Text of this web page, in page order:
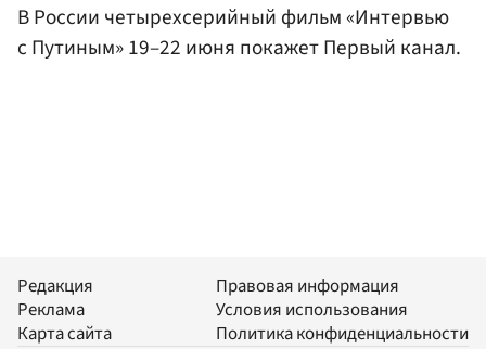
В России четырехсерийный фильм «Интервью
с Путиным» 19–22 июня покажет Первый канал.
Редакция
Реклама
Карта сайта
Правовая информация
Условия использования
Политика конфиденциальности